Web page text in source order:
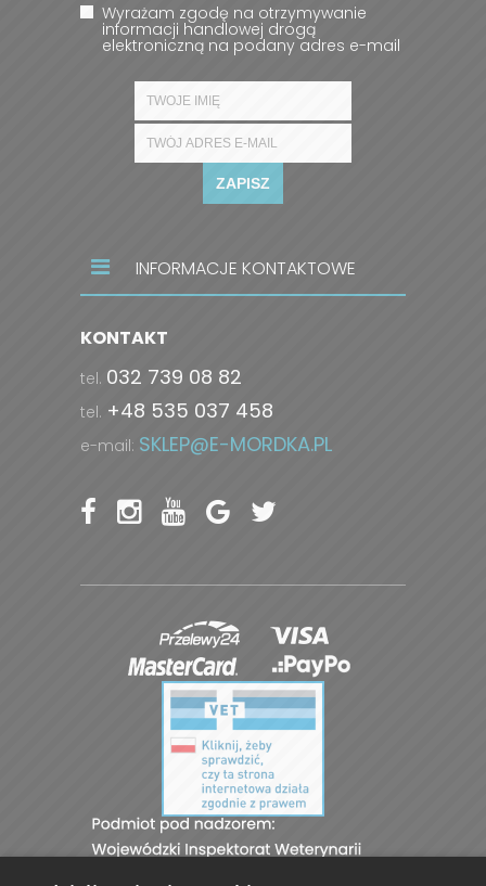
Wyrażam zgodę na otrzymywanie
informacji handlowej drogą
elektroniczną na podany adres e-mail
ZAPISZ
INFORMACJE KONTAKTOWE
KONTAKT
tel. 032 739 08 82
tel. +48 535 037 458
e-mail: SKLEP@E-MORDKA.PL